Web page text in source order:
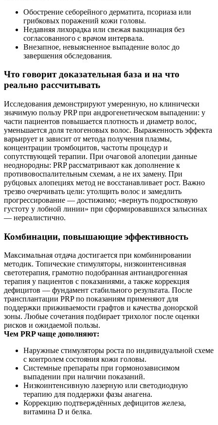
Обострение себорейного дерматита, псориаза или
грибковых поражений кожи головы.
Недавняя лихорадка или свежая вакцинация без
согласованного с врачом интервала.
Внезапное, невыясненное выпадение волос до
завершения обследования.
Что говорит доказательная база и на что
реально рассчитывать
Исследования демонстрируют умеренную, но клинически
значимую пользу PRP при андрогенетическом выпадении: у
части пациентов повышается плотность и диаметр волос,
уменьшается доля телогеновых волос. Выраженность эффекта
варьирует и зависит от метода получения плазмы,
концентрации тромбоцитов, частоты процедур и
сопутствующей терапии. При очаговой алопеции данные
неоднородны: PRP рассматривают как дополнение к
противовоспалительным схемам, а не их замену. При
рубцовых алопециях метод не восстанавливает рост. Важно
трезво очерчивать цели: утолщить волос и замедлить
прогрессирование — достижимо; «вернуть подростковую
густоту у лобной линии» при сформировавшихся залысинах
— нереалистично.
Комбинации, повышающие эффективность
Максимальная отдача достигается при комбинировании
методик. Топические стимуляторы, низкоинтенсивная
светотерапия, грамотно подобранная антиандрогенная
терапия у пациентов с показаниями, а также коррекция
дефицитов — фундамент стабильного результата. После
трансплантации PRP по показаниям применяют для
поддержки приживаемости графтов и качества донорской
зоны. Любые сочетания подбирает трихолог после оценки
рисков и ожидаемой пользы.
Чем PRP чаще дополняют:
Наружные стимуляторы роста по индивидуальной схеме
с контролем состояния кожи головы.
Системные препараты при гормонозависимом
выпадении при наличии показаний.
Низкоинтенсивную лазерную или светодиодную
терапию для поддержки фазы анагена.
Коррекцию подтверждённых дефицитов железа,
витамина D и белка.